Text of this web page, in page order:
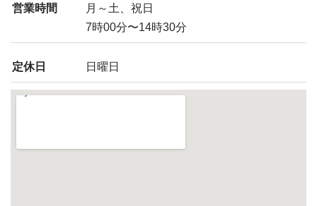
営業時間
月～土、祝日
7時00分〜14時30分
定休日 日曜日